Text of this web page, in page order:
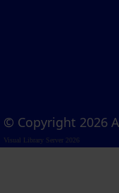
© Copyright 2026
Visual Library Server 2026